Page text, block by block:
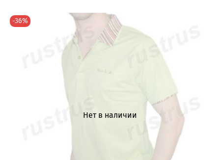
Нет в наличии
-36%